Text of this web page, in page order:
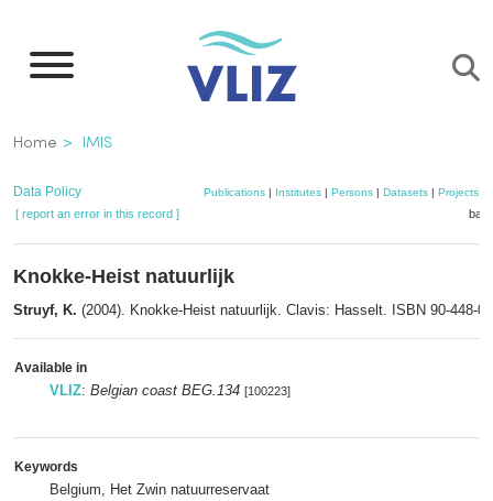
main
Breadcrumb
Home IMIS
Data Policy Publications| Institutes| Persons| Datasets| Projects|
[ report an error in this record ]
Knokke-Heist natuurlijk
Struyf, K. (2004). Knokke-Heist natuurlijk. Clavis: Hasselt. ISBN 90-448-
Available in
VLIZ: Belgian coast BEG.134 [100223]
Keywords
Belgium, Het Zwin natuurreservaat